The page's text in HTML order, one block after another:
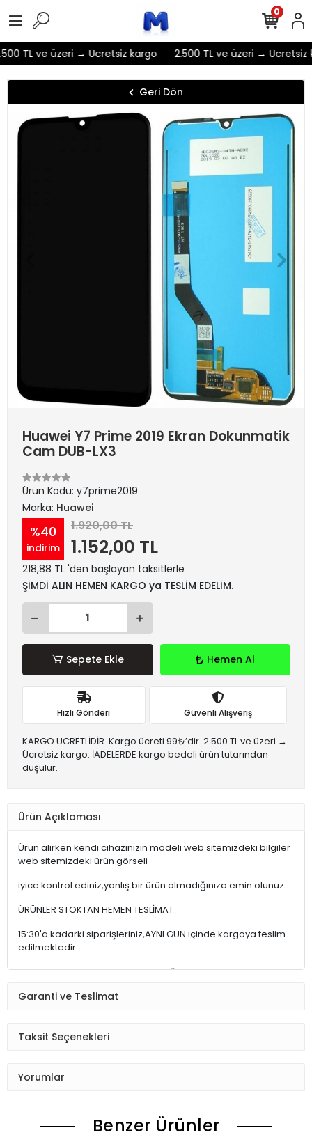
TL ve üzeri → Ücretsiz kargo 2.500 TL ve üzeri → Ücretsiz
0
Geri Dön
Huawei Y7 Prime 2019 Ekran Dokunmatik
Cam DUB-LX3
Ürün Kodu: y7prime2019
Marka: Huawei
%40
indirim
1.920,00 TL
1.152,00 TL
218,88 TL 'den başlayan taksitlerle
ŞİMDİ ALIN HEMEN KARGO ya TESLİM EDELİM.
Sepete Ekle Hemen Al
Hızlı Gönderi Güvenli Alışveriş
KARGO ÜCRETLİDİR. Kargo ücreti 99₺’dir. 2.500 TL ve üzeri →
Ücretsiz kargo. İADELERDE kargo bedeli ürün tutarından
düşülür.
Ürün Açıklaması
Ürün alırken kendi cihazınızın modeli web sitemizdeki bilgiler
web sitemizdeki ürün görseli
iyice kontrol ediniz,yanlış bir ürün almadığınıza emin olunuz.
ÜRÜNLER STOKTAN HEMEN TESLİMAT
15:30'a kadarki siparişleriniz,AYNI GÜN içinde kargoya teslim
edilmektedir.
Saat 15:30 dan sonraki kargolar,diğer iş günü kargoya teslim
Siparişiniz kontrol ediniz.Telefon adres email gibi yanlışlık
düzenlenmesini isteyiniz.
Sizinle irtibata gecektir.
Garanti ve Teslimat
Taksit Seçenekleri
Yorumlar
Benzer Ürünler